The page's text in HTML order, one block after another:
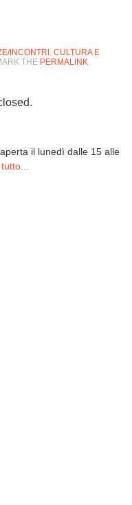
INCONTRI ,CULTURA E
THE PERMALINK.
il lunedì dalle 15 alle